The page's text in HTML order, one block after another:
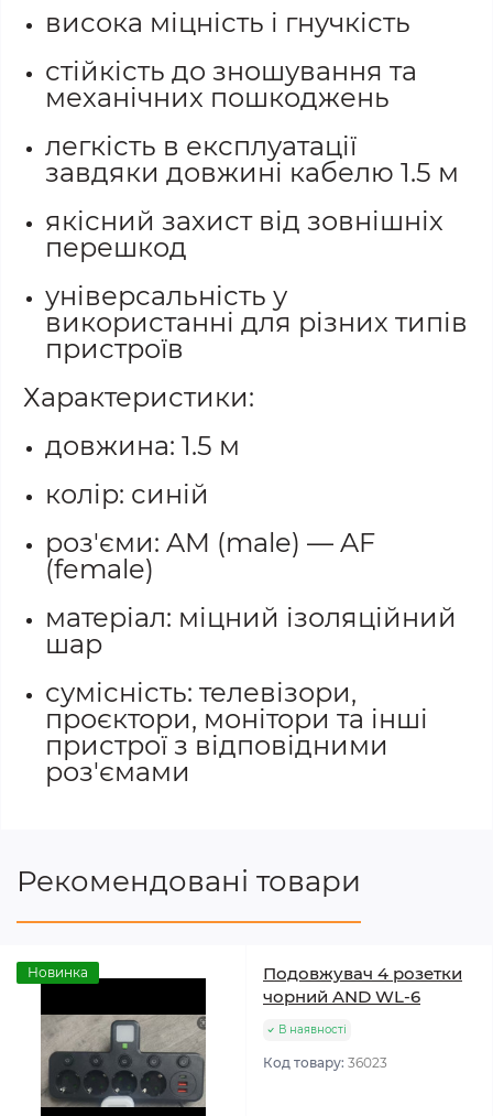
висока міцність і гнучкість
стійкість до зношування та
механічних пошкоджень
легкість в експлуатації
завдяки довжині кабелю 1.5 м
якісний захист від зовнішніх
перешкод
універсальність у
використанні для різних типів
пристроїв
Характеристики:
довжина: 1.5 м
колір: синій
роз'єми: AM (male) — AF
(female)
матеріал: міцний ізоляційний
шар
сумісність: телевізори,
проєктори, монітори та інші
пристрої з відповідними
роз'ємами
Рекомендовані товари
Новинка
Подовжувач 4 розетки
чорний AND WL-6
В наявності
Код товару: 36023